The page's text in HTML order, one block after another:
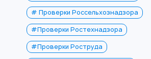
# Проверки Россельхознадзора
#Проверки Ростехнадзора
#Проверки Роструда